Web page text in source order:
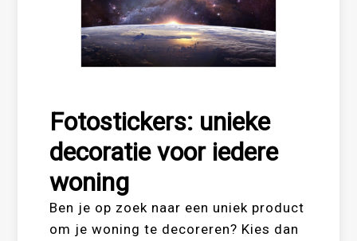
Fotostickers: unieke
decoratie voor iedere
woning
Ben je op zoek naar een uniek product
om je woning te decoreren? Kies dan